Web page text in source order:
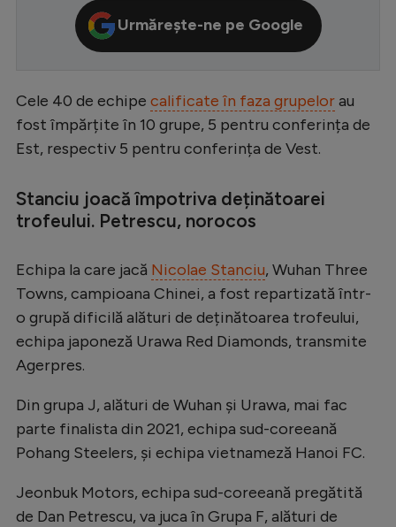
LaLiga
Serie A
Ligue 1
Campionate
EURO 2024
Clasamente
Handbal
Natație
Gimnastică
Urmărește-ne pe Google
Cele 40 de echipe calificate în faza grupelorau
fost împărțite în 10 grupe, 5 pentru conferința de
Est, respectiv 5 pentru conferința de Vest.
Stanciu joacă împotriva deținătoarei
trofeului. Petrescu, norocos
Echipa la care jacă Nicolae Stanciu, Wuhan Three
Towns, campioana Chinei, a fost repartizată într-
o grupă dificilă alături de deținătoarea trofeului,
echipa japoneză Urawa Red Diamonds, transmite
Agerpres.
Din grupa J, alături de Wuhan și Urawa, mai fac
parte finalista din 2021, echipa sud-coreeană
Pohang Steelers, şi echipa vietnameză Hanoi FC.
Jeonbuk Motors, echipa sud-coreeană pregătită
de Dan Petrescu, va juca în Grupa F, alături de